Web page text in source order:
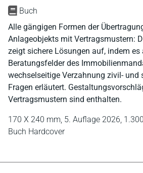
Buch
Alle gängigen Formen der
Anlageobjekts mit Vertragsmustern:
zeigt sichere Lösungen auf, indem es
Beratungsfelder des
wechselseitige Verzahnung zivil- und
Fragen erläutert.
Vertragsmustern sind enthalten.
170 X 240 mm, 5. Auflage 2026,
Buch Hardcover